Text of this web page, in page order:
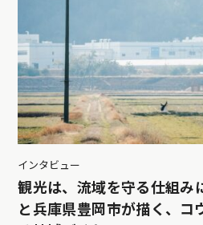
インタビュー
観光は、流域を守る仕組み
と兵庫県豊岡市が描く、コ